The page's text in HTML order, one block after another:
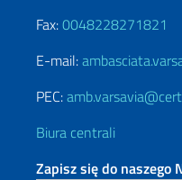
Fax:0048228271821
E-mail:
PEC:
Biura centrali
Zapisz się do naszego